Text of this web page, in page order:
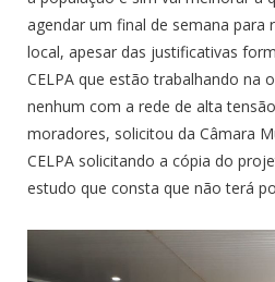
agendar um final de semana para
local, apesar das justificativas
CELPA que estão trabalhando na
nenhum com a rede de alta
moradores, solicitou da Câmara
CELPA solicitando a cópia do
estudo que consta que não terá